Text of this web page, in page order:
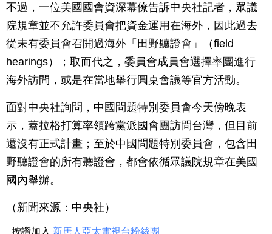
不過，一位美國國會資深幕僚告訴中央社記者，眾議
院規章並不允許委員會把資金運用在海外，因此過去
從未有委員會召開過海外「田野聽證會」（field
hearings）；取而代之，委員會成員會選擇率團進行
海外訪問，或是在當地舉行圓桌會議等官方活動。
面對中央社詢問，中國問題特別委員會今天傍晚表
示，蓋拉格打算率領跨黨派國會團訪問台灣，但目前
還沒有正式計畫；至於中國問題特別委員會，包含田
野聽證會的所有聽證會，都會依循眾議院規章在美國
國內舉辦。
（新聞來源：中央社）
按讚加入 新唐人亞太電視台粉絲團